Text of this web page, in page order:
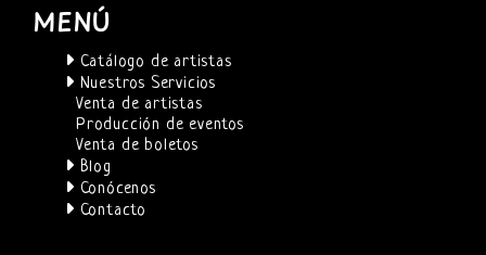
MENÚ
Catálogo de artistas
Nuestros Servicios
Venta de artistas
Producción de eventos
Venta de boletos
Blog
Conócenos
Contacto